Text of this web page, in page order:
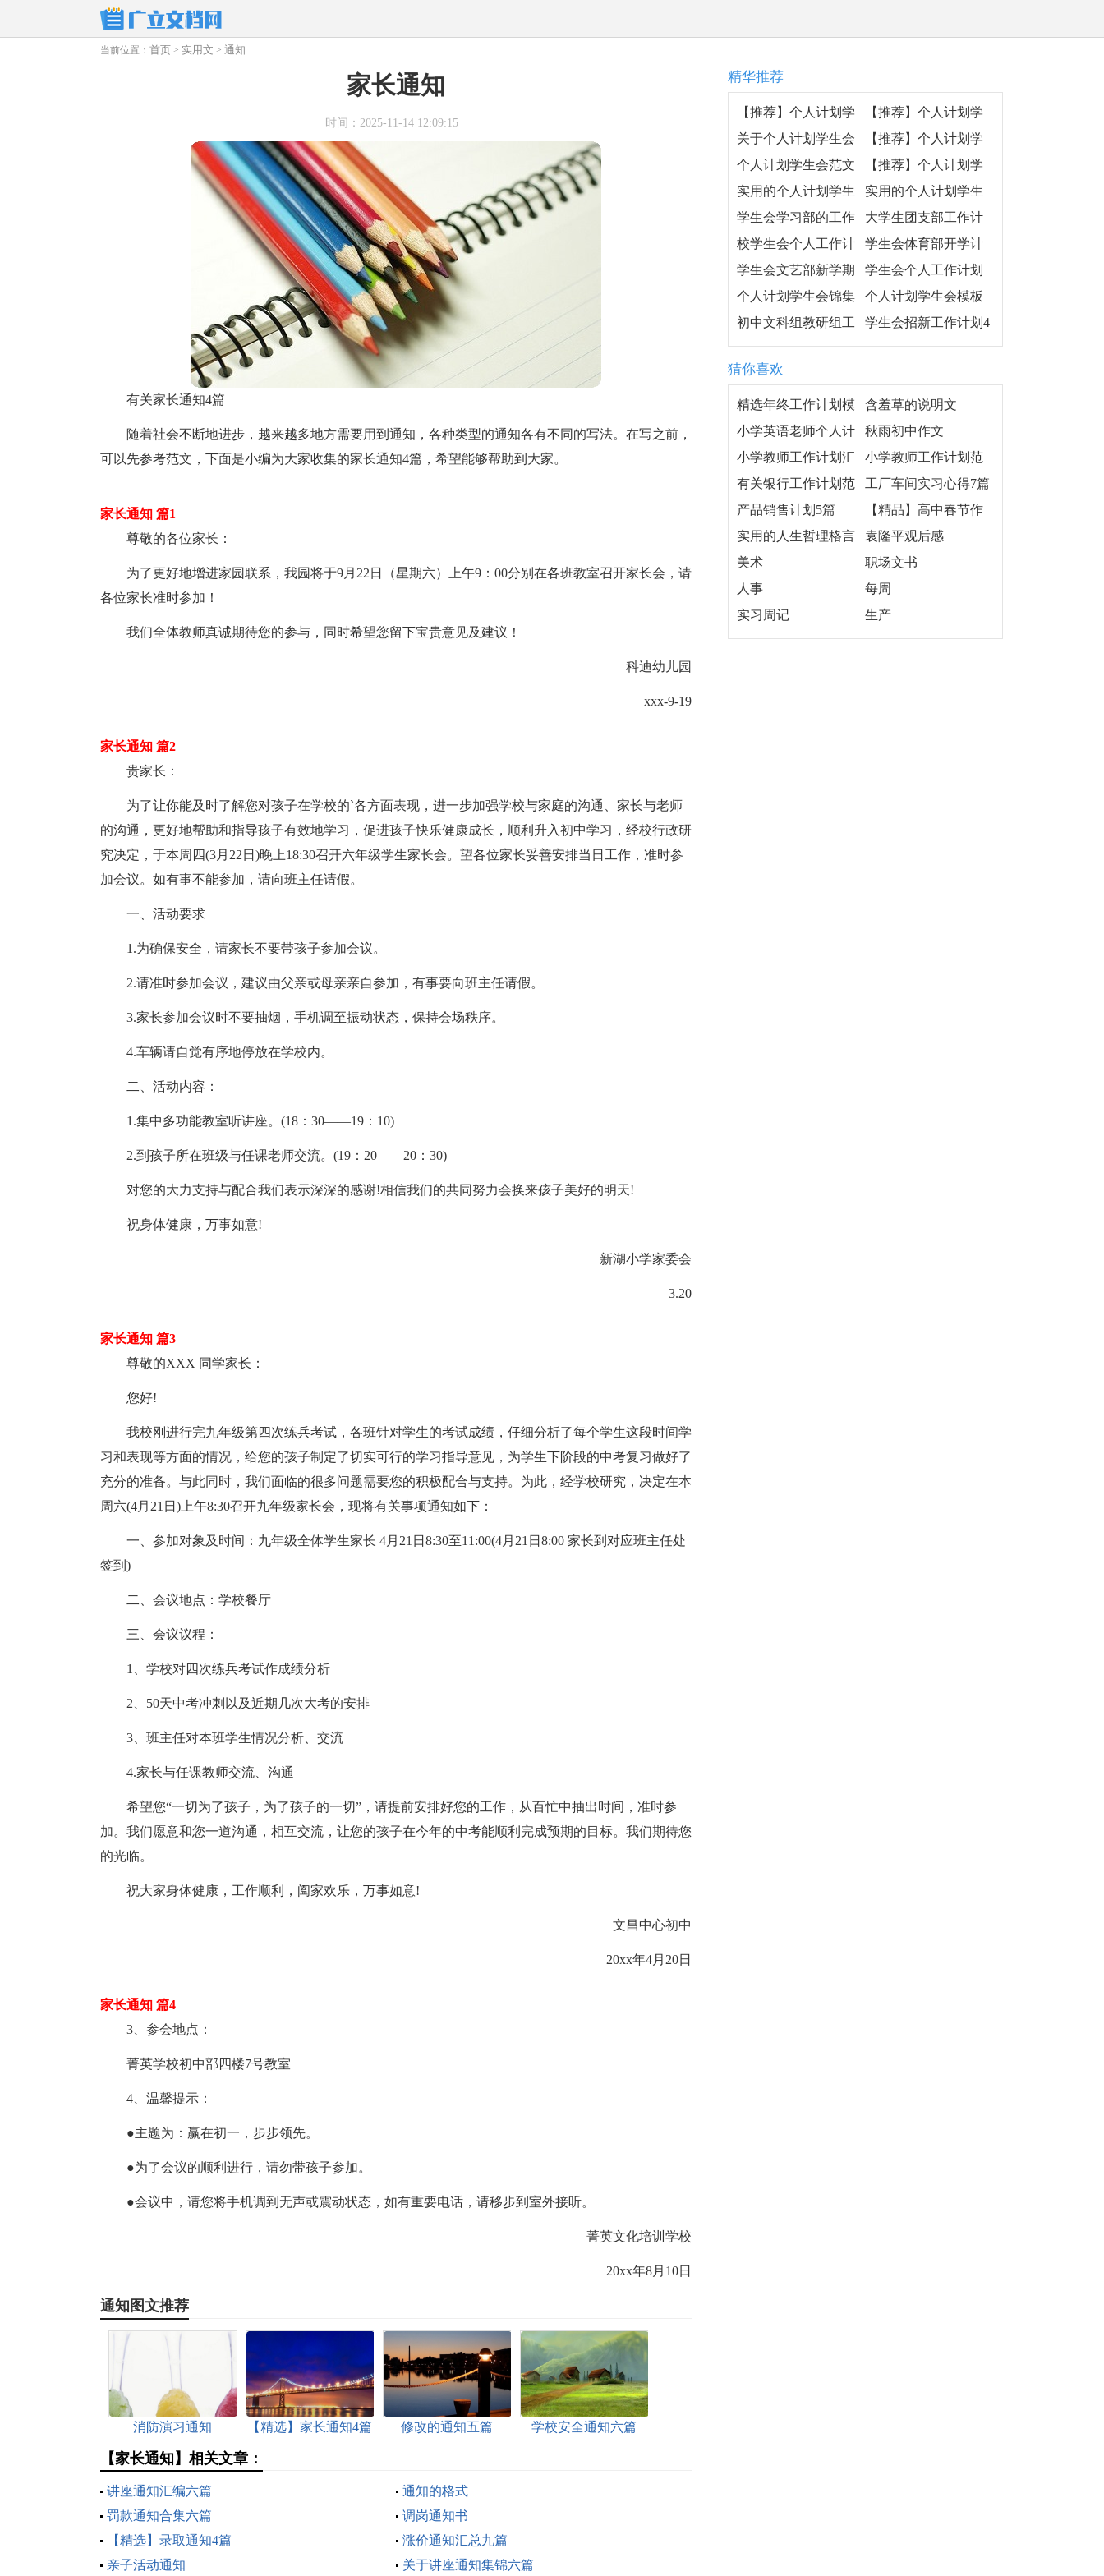
当前位置： 首页 > 实用文 > 通知
家长通知
时间：2025-11-14 12:09:15
有关家长通知4篇
随着社会不断地进步，越来越多地方需要用到通知，各种类型的通知各有不同的写法。在写之前，
可以先参考范文，下面是小编为大家收集的家长通知4篇，希望能够帮助到大家。
家长通知 篇1
尊敬的各位家长：
为了更好地增进家园联系，我园将于9月22日（星期六）上午9：00分别在各班教室召开家长会，请
各位家长准时参加！
我们全体教师真诚期待您的参与，同时希望您留下宝贵意见及建议！
科迪幼儿园
xxx-9-19
家长通知 篇2
贵家长：
为了让你能及时了解您对孩子在学校的`各方面表现，进一步加强学校与家庭的沟通、家长与老师
的沟通，更好地帮助和指导孩子有效地学习，促进孩子快乐健康成长，顺利升入初中学习，经校行政研
究决定，于本周四(3月22日)晚上18:30召开六年级学生家长会。望各位家长妥善安排当日工作，准时参
加会议。如有事不能参加，请向班主任请假。
一、活动要求
1.为确保安全，请家长不要带孩子参加会议。
2.请准时参加会议，建议由父亲或母亲亲自参加，有事要向班主任请假。
3.家长参加会议时不要抽烟，手机调至振动状态，保持会场秩序。
4.车辆请自觉有序地停放在学校内。
二、活动内容：
1.集中多功能教室听讲座。(18：30——19：10)
2.到孩子所在班级与任课老师交流。(19：20——20：30)
对您的大力支持与配合我们表示深深的感谢!相信我们的共同努力会换来孩子美好的明天!
祝身体健康，万事如意!
新湖小学家委会
3.20
家长通知 篇3
尊敬的XXX 同学家长：
您好!
我校刚进行完九年级第四次练兵考试，各班针对学生的考试成绩，仔细分析了每个学生这段时间学
习和表现等方面的情况，给您的孩子制定了切实可行的学习指导意见，为学生下阶段的中考复习做好了
充分的准备。与此同时，我们面临的很多问题需要您的积极配合与支持。为此，经学校研究，决定在本
周六(4月21日)上午8:30召开九年级家长会，现将有关事项通知如下：
一、参加对象及时间：九年级全体学生家长 4月21日8:30至11:00(4月21日8:00 家长到对应班主任处
签到)
二、会议地点：学校餐厅
三、会议议程：
1、学校对四次练兵考试作成绩分析
2、50天中考冲刺以及近期几次大考的安排
3、班主任对本班学生情况分析、交流
4.家长与任课教师交流、沟通
希望您“一切为了孩子，为了孩子的一切”，请提前安排好您的工作，从百忙中抽出时间，准时参
加。我们愿意和您一道沟通，相互交流，让您的孩子在今年的中考能顺利完成预期的目标。我们期待您
的光临。
祝大家身体健康，工作顺利，阖家欢乐，万事如意!
文昌中心初中
20xx年4月20日
家长通知 篇4
3、参会地点：
菁英学校初中部四楼7号教室
4、温馨提示：
●主题为：赢在初一，步步领先。
●为了会议的顺利进行，请勿带孩子参加。
●会议中，请您将手机调到无声或震动状态，如有重要电话，请移步到室外接听。
菁英文化培训学校
20xx年8月10日
通知图文推荐
消防演习通知 【精选】家长通知4篇 修改的通知五篇 学校安全通知六篇
【家长通知】相关文章：
讲座通知汇编六篇
通知的格式
罚款通知合集六篇
调岗通知书
【精选】录取通知4篇
涨价通知汇总九篇
亲子活动通知
关于讲座通知集锦六篇
精华推荐
【推荐】个人计划学
生会4篇
【推荐】个人计划学
生会8篇
关于个人计划学生会
锦集六篇
【推荐】个人计划学
生会九篇
个人计划学生会范文
汇编七篇
【推荐】个人计划学
生会六篇
实用的个人计划学生
会汇总十篇
实用的个人计划学生
会范文十篇
学生会学习部的工作
计划范文4篇
大学生团支部工作计
划样本
校学生会个人工作计
划
学生会体育部开学计
划-
学生会文艺部新学期
工作计划范文
学生会个人工作计划
个人计划学生会锦集
十篇
个人计划学生会模板
合集6篇
初中文科组教研组工
作计划
学生会招新工作计划4
篇
猜你喜欢
精选年终工作计划模
板汇编七篇
含羞草的说明文
小学英语老师个人计
划(通用13篇)
秋雨初中作文
小学教师工作计划汇
编十篇
小学教师工作计划范
文
有关银行工作计划范
文合集10篇
工厂车间实习心得7篇
产品销售计划5篇
【精品】高中春节作
文集锦六篇
实用的人生哲理格言
汇编63条
袁隆平观后感
美术
职场文书
人事
每周
实习周记
生产